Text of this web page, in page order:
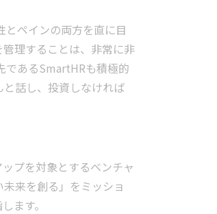
とペインの両方を直に目
理することは、非常に非
であるSmartHRも積極的
話し、投資しなければ
プを対象とするベンチャ
来を創る」をミッショ
ます。